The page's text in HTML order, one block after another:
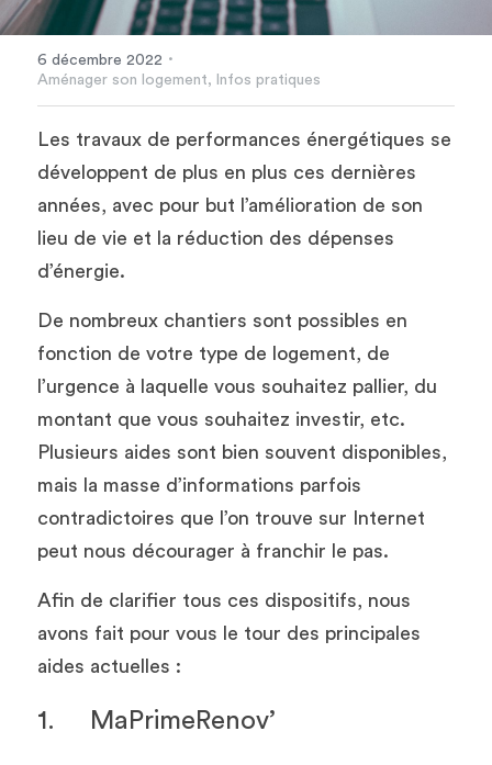
6 décembre 2022 ·
Aménager son logement, Infos pratiques
Les travaux de performances énergétiques se
développent de plus en plus ces dernières
années, avec pour but l’amélioration de son
lieu de vie et la réduction des dépenses
d’énergie.
De nombreux chantiers sont possibles en
fonction de votre type de logement, de
l’urgence à laquelle vous souhaitez pallier, du
montant que vous souhaitez investir, etc.
Plusieurs aides sont bien souvent disponibles,
mais la masse d’informations parfois
contradictoires que l’on trouve sur Internet
peut nous décourager à franchir le pas.
Afin de clarifier tous ces dispositifs, nous
avons fait pour vous le tour des principales
aides actuelles :
1.	MaPrimeRenov’